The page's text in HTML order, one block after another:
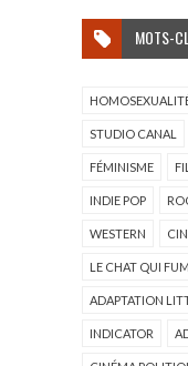
MOTS-
STUDIO CANAL
FÉMINISME
INDIE POP
WESTERN
LE CHAT QUI
ADAPTATION
INDICATOR